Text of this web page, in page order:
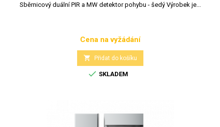
Sběrnicový duální PIR a MW detektor pohybu - šedý Výrobek je...
Cena
Cena na vyžádání
 Přidat do košíku
 SKLADEM